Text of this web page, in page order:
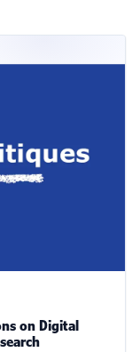
on Digital